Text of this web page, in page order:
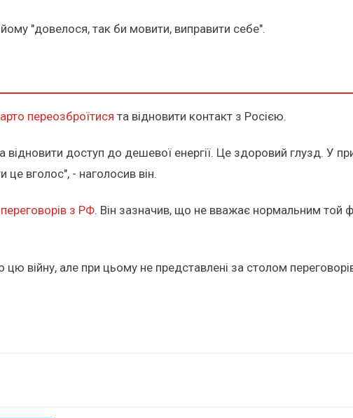
"довелося, так би мовити, виправити себе".
переозброїтися та відновити контакт з Росією.
доступ до дешевої енергії. Це здоровий глузд. У
це вголос", - наголосив він.
з РФ. Він зазначив, що не вважає нормальним той
війну, але при цьому не представлені за столом